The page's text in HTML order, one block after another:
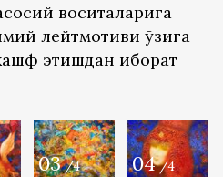
воситаларига
лейтмотиви ўзига
этишдан иборат
03 /4 04 /4